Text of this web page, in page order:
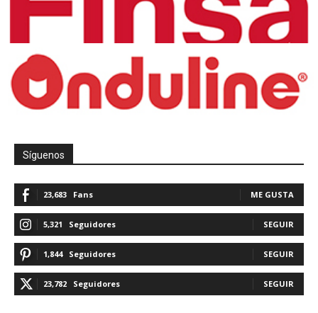
Síguenos
23,683 Fans ME GUSTA
5,321 Seguidores SEGUIR
1,844 Seguidores SEGUIR
23,782 Seguidores SEGUIR